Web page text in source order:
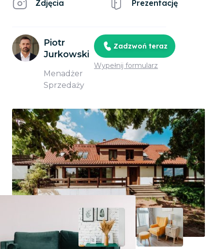
Zdjęcia Prezentację
Piotr
Jurkowski
Menadżer
Sprzedaży
Zadzwoń teraz
Wypełnij formularz